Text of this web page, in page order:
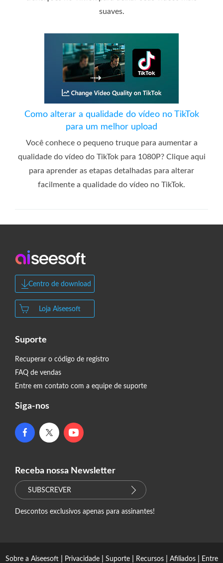
suaves.
Como alterar a qualidade do vídeo no TikTok
para um melhor upload
Você conhece o pequeno truque para aumentar a
qualidade do vídeo do TikTok para 1080P? Clique aqui
para aprender as etapas detalhadas para alterar
facilmente a qualidade do vídeo no TikTok.
Centro de download
Loja Aiseesoft
Suporte
Recuperar o código de registro
FAQ de vendas
Entre em contato com a equipe de suporte
Siga-nos
Receba nossa Newsletter
SUBSCREVER
Descontos exclusivos apenas para assinantes!
Sobre a Aiseesoft| Privacidade| Suporte| Recursos| Afiliados| Entre